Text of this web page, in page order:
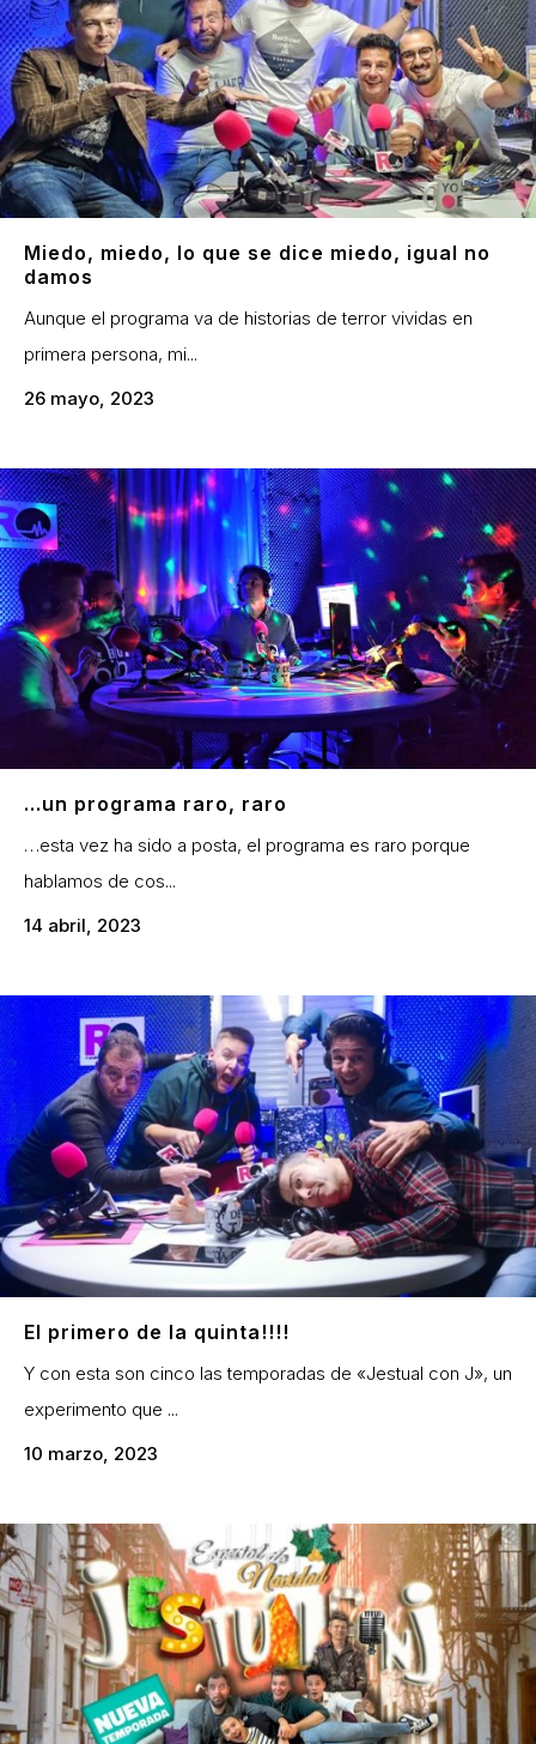
Miedo, miedo, lo que se dice miedo, igual no
damos
Aunque el programa va de historias de terror vividas en
primera persona, mi...
26 mayo, 2023
…un programa raro, raro
…esta vez ha sido a posta, el programa es raro porque
hablamos de cos...
14 abril, 2023
El primero de la quinta!!!!
Y con esta son cinco las temporadas de «Jestual con J», un
experimento que ...
10 marzo, 2023